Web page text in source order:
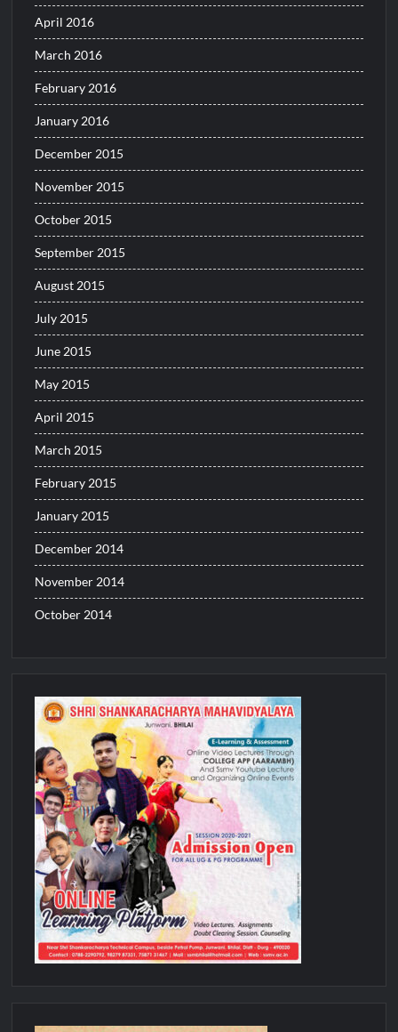
April 2016
March 2016
February 2016
January 2016
December 2015
November 2015
October 2015
September 2015
August 2015
July 2015
June 2015
May 2015
April 2015
March 2015
February 2015
January 2015
December 2014
November 2014
October 2014